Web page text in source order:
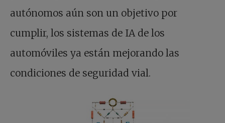
autónomos aún son un objetivo por
cumplir, los sistemas de IA de los
automóviles ya están mejorando las
condiciones de seguridad vial.